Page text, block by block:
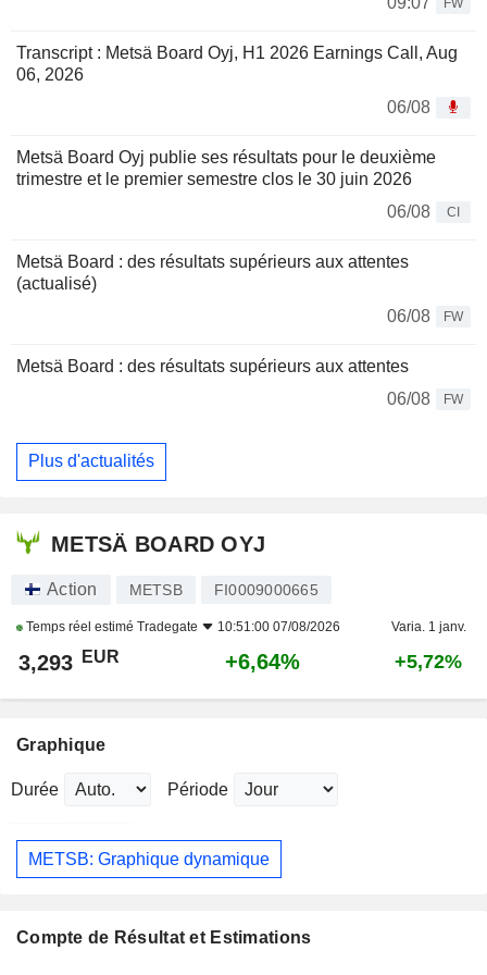
FW
Transcript : Metsä Board Oyj, H1 2026 Earnings Call, Aug
06, 2026
06/08
Metsä Board Oyj publie ses résultats pour le deuxième
trimestre et le premier semestre clos le 30 juin 2026
06/08
CI
Metsä Board : des résultats supérieurs aux attentes
(actualisé)
06/08
FW
Metsä Board : des résultats supérieurs aux attentes
06/08
FW
Plus d'actualités
METSÄ BOARD OYJ
Action METSB FI0009000665
Temps réel estimé Tradegate 10:51:00 07/08/2026 Varia. 1 janv.
3,293 EUR +6,64% +5,72%
Graphique
Durée Période
METSB: Graphique dynamique
Compte de Résultat et Estimations